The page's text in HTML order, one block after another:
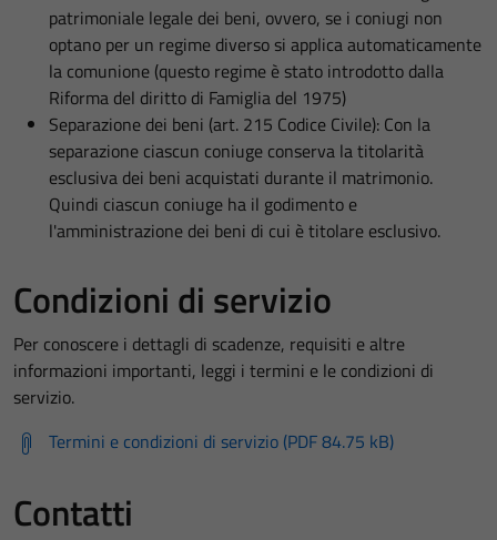
patrimoniale legale dei beni, ovvero, se i coniugi non
optano per un regime diverso si applica automaticamente
la comunione (questo regime è stato introdotto dalla
Riforma del diritto di Famiglia del 1975)
Separazione dei beni (art. 215 Codice Civile): Con la
separazione ciascun coniuge conserva la titolarità
esclusiva dei beni acquistati durante il matrimonio.
Quindi ciascun coniuge ha il godimento e
l'amministrazione dei beni di cui è titolare esclusivo.
Condizioni di servizio
Per conoscere i dettagli di scadenze, requisiti e altre
informazioni importanti, leggi i termini e le condizioni di
servizio.
Termini e condizioni di servizio (PDF 84.75 kB)
Contatti